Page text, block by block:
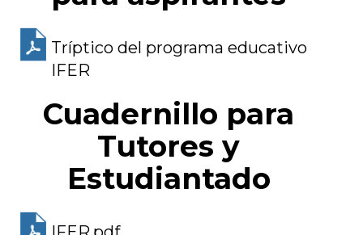
Tríptico del programa educativo
IFER
Cuadernillo para
Tutores y
Estudiantado